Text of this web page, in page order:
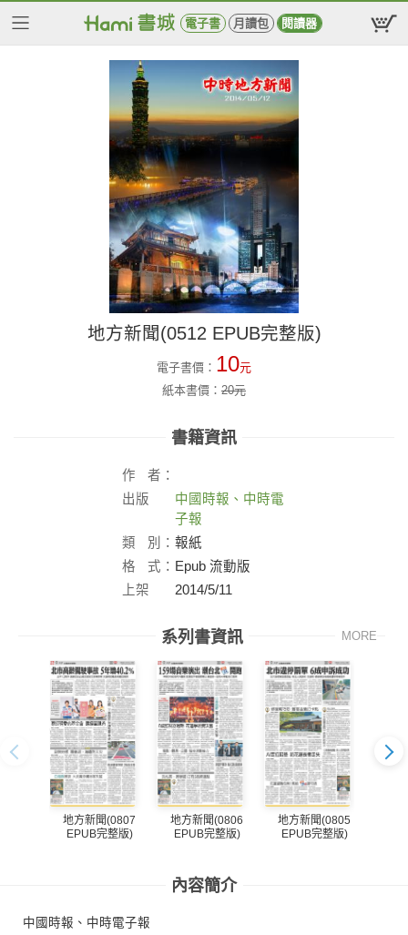
電子書 月讀包 閱讀器
地方新聞(0512 EPUB完整版)
電子書價： 10元
紙本書價： 20元
書籍資訊
作
者：
出版
中國時報、中時電
子報
類
別： 報紙
格
式： Epub 流動版
上架
2014/5/11
系列書資訊 MORE
地方新聞(0807
EPUB完整版)
地方新聞(0806
EPUB完整版)
地方新聞(0805
EPUB完整版)
內容簡介
中國時報、中時電子報